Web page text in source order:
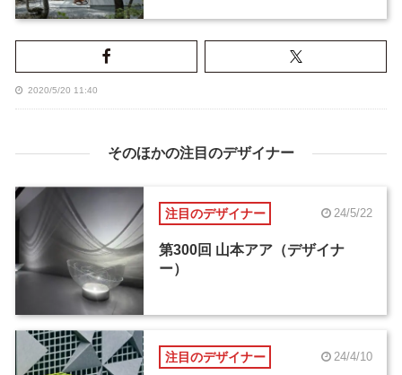
2020/5/20 11:40
そのほかの注目のデザイナー
注目のデザイナー 24/5/22
第300回 山本アア（デザイナ
ー）
注目のデザイナー 24/4/10